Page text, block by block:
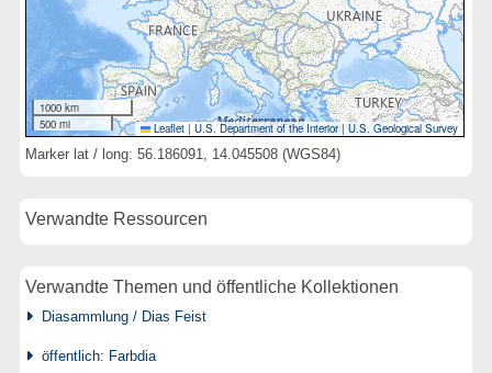
1000 km
500 mi
Leaflet | U.S. Department of the Interior |U.S. Geological Survey
Marker lat / long: 56.186091, 14.045508 (WGS84)
Verwandte Ressourcen
Verwandte Themen und öffentliche Kollektionen
Diasammlung / Dias Feist
öffentlich: Farbdia